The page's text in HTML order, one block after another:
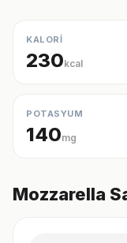
KALORİ
230kcal
POTASYUM
140mg
Mozzarella